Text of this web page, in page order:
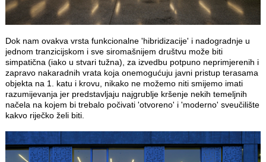
Dok nam ovakva vrsta funkcionalne 'hibridizacije' i nadogradnje u
jednom tranzicijskom i sve siromašnijem društvu može biti
simpatična (iako u stvari tužna), za izvedbu potpuno neprimjerenih i
zapravo nakaradnih vrata koja onemogućuju javni pristup terasama
objekta na 1. katu i krovu, nikako ne možemo niti smijemo imati
razumijevanja jer predstavljaju najgrublje kršenje nekih temeljnih
načela na kojem bi trebalo počivati 'otvoreno' i 'moderno' sveučilište
kakvo riječko želi biti.